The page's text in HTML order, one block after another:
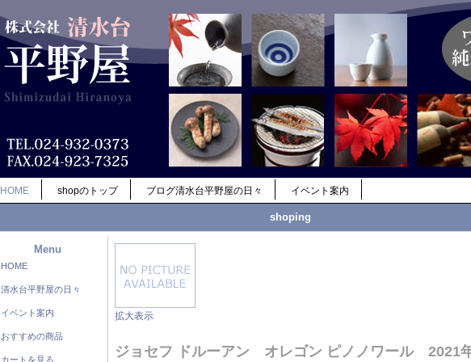
HOME shopのトップ ブログ清水台平野屋の日々 イベント案内
shoping
Menu
HOME
清水台平野屋の日々
イベント案内
おすすめの商品
カートを見る
拡大表示
ジョセフ ドルーアン オレゴン ピノノワール 2021